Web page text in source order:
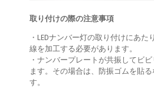
取り付けの際の注意事項
・LEDナンバー灯の取り付けにあ
線を加工する必要があります。
・ナンバープレートが共振してビ
ます。その場合は、防振ゴムを貼
す。